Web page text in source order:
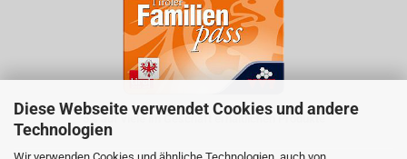
Diese Webseite verwendet Cookies und andere
Technologien
5% auf viele im Geschäft erhältlichen Produkte